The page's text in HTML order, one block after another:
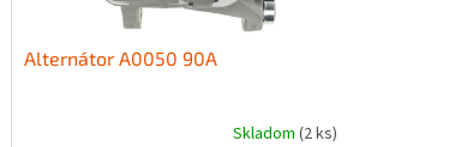
Alternátor A0050 90A
Skladom (2 ks)